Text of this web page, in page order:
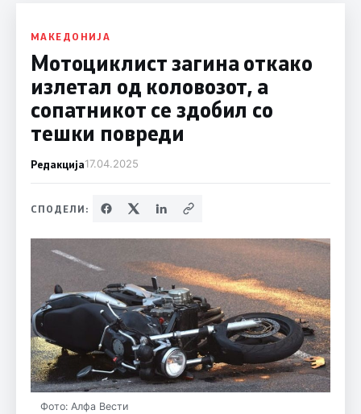
МАКЕДОНИЈА
Мотоциклист загина откако
излетал од коловозот, а
сопатникот се здобил со
тешки повреди
Редакција17.04.2025
СПОДЕЛИ:
Фото: Алфа Вести